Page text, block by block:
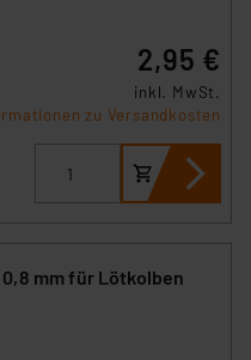
2,95 €
inkl. MwSt.
zu Versandkosten
mm für Lötkolben